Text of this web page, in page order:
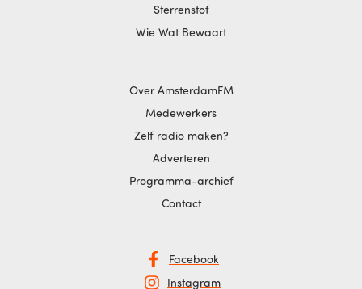
Sterrenstof
Wie Wat Bewaart
Over AmsterdamFM
Medewerkers
Zelf radio maken?
Adverteren
Programma-archief
Contact
Facebook
Instagram